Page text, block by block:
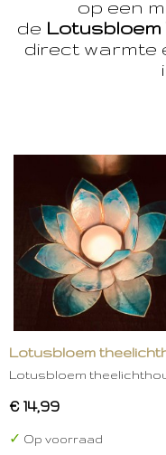
op een
de
direct warmte
Lotusbloem
Lotusbloem
€ 14,99
✓ Op voorraad